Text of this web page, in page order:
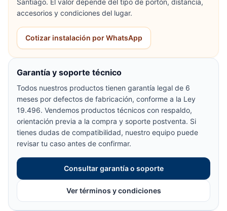
Santiago. El valor depende del tipo de portón, distancia,
accesorios y condiciones del lugar.
Cotizar instalación por WhatsApp
Garantía y soporte técnico
Todos nuestros productos tienen garantía legal de 6
meses por defectos de fabricación, conforme a la Ley
19.496. Vendemos productos técnicos con respaldo,
orientación previa a la compra y soporte postventa. Si
tienes dudas de compatibilidad, nuestro equipo puede
revisar tu caso antes de confirmar.
Consultar garantía o soporte
Ver términos y condiciones